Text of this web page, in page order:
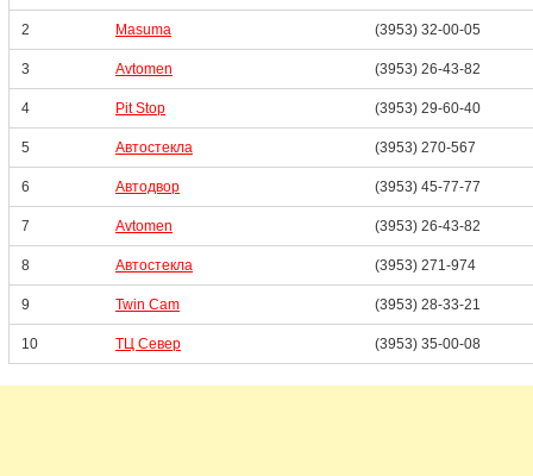
2 Masuma (3953) 32-00-05
3 Avtomen (3953) 26-43-82
4 Pit Stop (3953) 29-60-40
5 Автостекла (3953) 270-567
6 Автодвор (3953) 45-77-77
7 Avtomen (3953) 26-43-82
8 Автостекла (3953) 271-974
9 Twin Cam (3953) 28-33-21
10 ТЦ Север (3953) 35-00-08